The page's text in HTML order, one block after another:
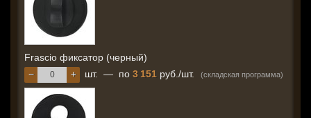
Frascio фиксатор (черный)
+
− шт. — по 3 151 руб./шт. (складская программа)